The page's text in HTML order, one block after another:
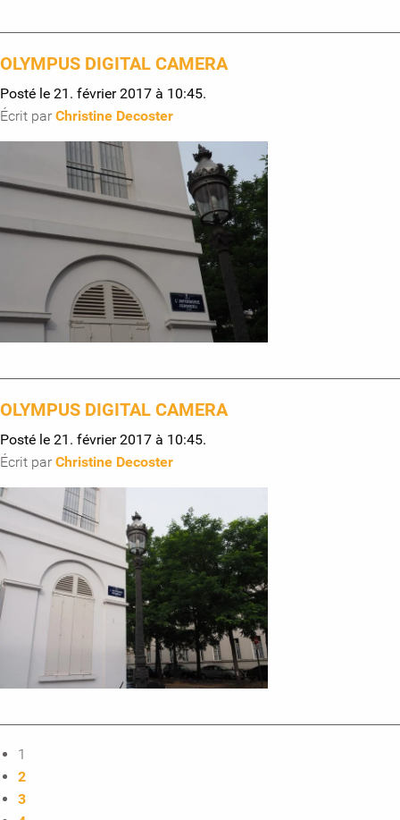
OLYMPUS DIGITAL CAMERA
Posté le 21. février 2017 à 10:45.
Écrit par Christine Decoster
OLYMPUS DIGITAL CAMERA
Posté le 21. février 2017 à 10:45.
Écrit par Christine Decoster
1
2
3